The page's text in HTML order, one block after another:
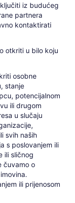
iz budućeg
partnera
kontaktirati
otkriti u bilo koju
osobne
stanje
potencijalnom
ili drugom
u slučaju
svih naših
s poslovanjem ili
ili sličnog
čuvamo o
ili prijenosom